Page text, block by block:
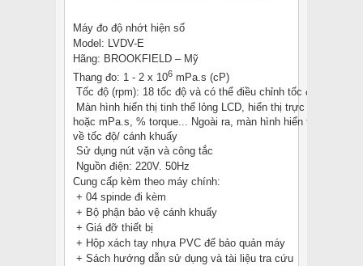
Máy đo độ nhớt hiện số
Model: LVDV-E
Hãng: BROOKFIELD – Mỹ
Thang đo: 1 - 2 x 106 mPa.s (cP)
Tốc độ (rpm): 18 tốc độ và có thể điều chỉnh tốc độ khác
Màn hình hiển thị tinh thể lỏng LCD, hiển thị trực tiếp theo
hoặc mPa.s, % torque... Ngoài ra, màn hình hiển thị còn cho
về tốc độ/ cánh khuấy
Sử dụng nút vặn và công tắc
Nguồn điện: 220V. 50Hz
Cung cấp kèm theo máy chính:
+ 04 spinde đi kèm
+ Bộ phận bảo vệ cánh khuấy
+ Giá đỡ thiết bị
+ Hộp xách tay nhựa PVC để bảo quản máy
+ Sách hướng dẫn sử dụng và tài liệu tra cứu